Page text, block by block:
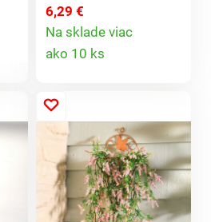
Objednajte si naraz
hneď niekoľko týchto
bohato rozkvitnutých
6,29 €
Na sklade viac
ako 10 ks